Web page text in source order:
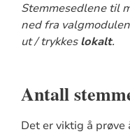
Stemmesedlene til
ned fra
ut / trykkeslokalt.
Antall
Det er viktig å